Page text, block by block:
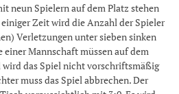
neun Spielern auf dem Platz stehen
Zeit wird die Anzahl der Spieler
Verletzungen unter sieben sinken
Mannschaft müssen auf dem
wird das Spiel nicht vorschriftsmäßig
muss das Spiel abbrechen. Der